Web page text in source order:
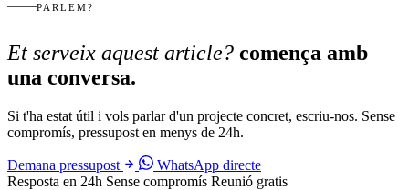
PARLEM?
Et serveix aquest article? comença amb
una conversa.
Si t'ha estat útil i vols parlar d'un projecte concret, escriu-nos. Sense
compromís, pressupost en menys de 24h.
Demana pressupost
WhatsApp directe
Resposta en 24h Sense compromís Reunió gratis